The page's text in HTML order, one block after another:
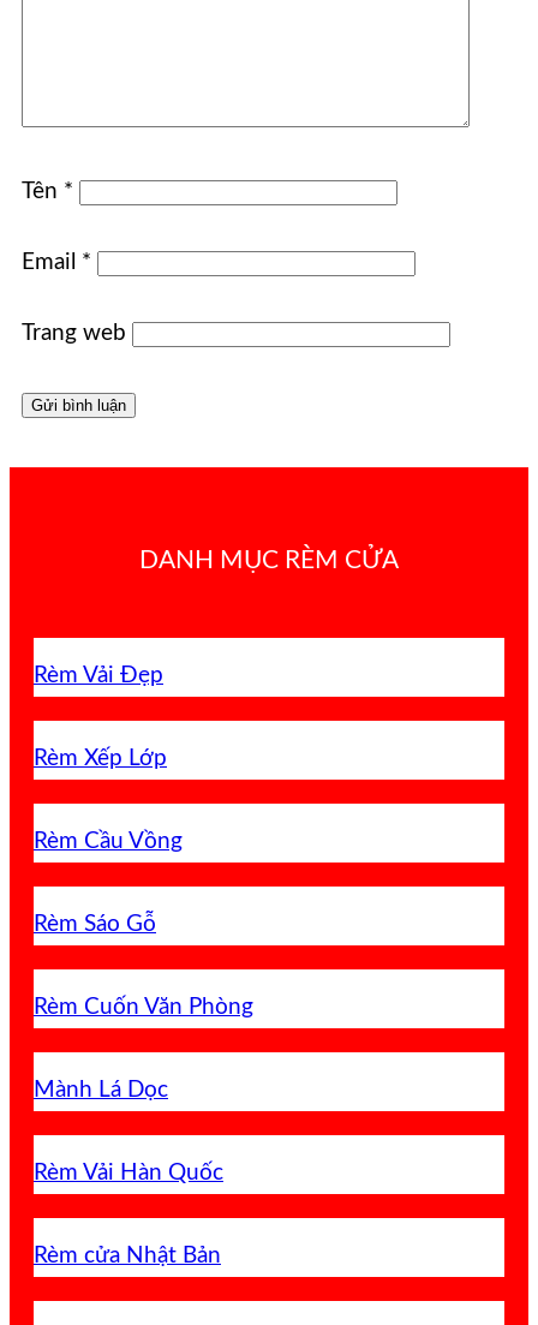
Tên *
Email *
Trang web
DANH MỤC RÈM CỬA
Rèm Vải Đẹp
Rèm Xếp Lớp
Rèm Cầu Vồng
Rèm Sáo Gỗ
Rèm Cuốn Văn Phòng
Mành Lá Dọc
Rèm Vải Hàn Quốc
Rèm cửa Nhật Bản